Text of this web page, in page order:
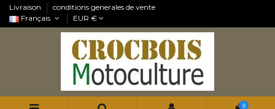
Livraison
conditions generales de vente
Français
EUR €
0